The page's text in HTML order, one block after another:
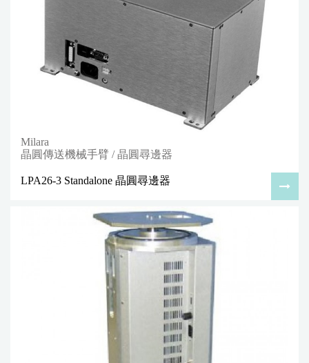
Milara
晶圓傳送機械手臂 / 晶圓尋邊器
LPA26-3 Standalone 晶圓尋邊器